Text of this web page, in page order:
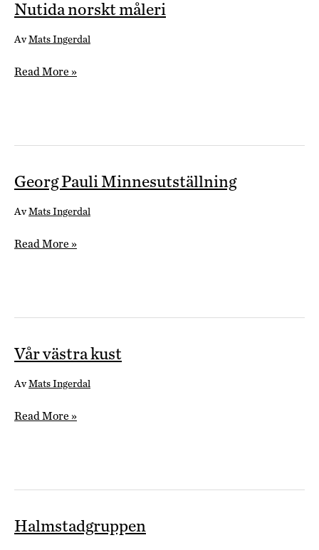
Nutida norskt måleri
AvMats Ingerdal
Nutida
Read More »
Georg Pauli Minnesutställning
AvMats Ingerdal
Georg
Read More »
Vår västra kust
AvMats Ingerdal
Vår
Read More »
Halmstadgruppen